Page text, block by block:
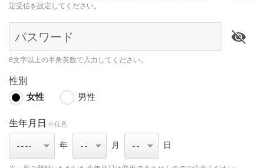
定受信を設定してください。
パスワード
8文字以上の半角英数で入力してください。
性別
女性
男性
生年月日 ※任意
年 月 日